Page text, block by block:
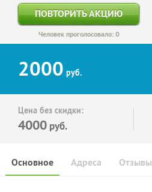
ПОВТОРИТЬ АКЦИЮ
Человек проголосовало: 0
2000 руб.
Цена без скидки:
4000 руб.
Основное Отзывы
Адреса